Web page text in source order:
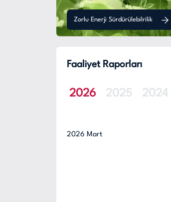
Zorlu Enerji Sürdürülebilrilik
Faaliyet Raporları
2026 2025 2024
2026 Mart